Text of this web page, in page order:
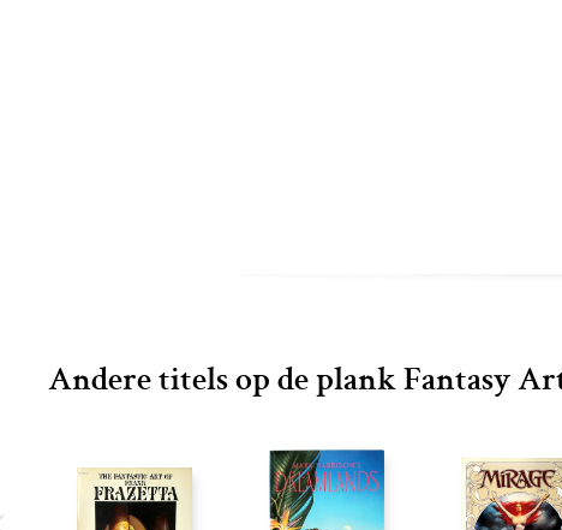
Andere titels op de plank Fantasy